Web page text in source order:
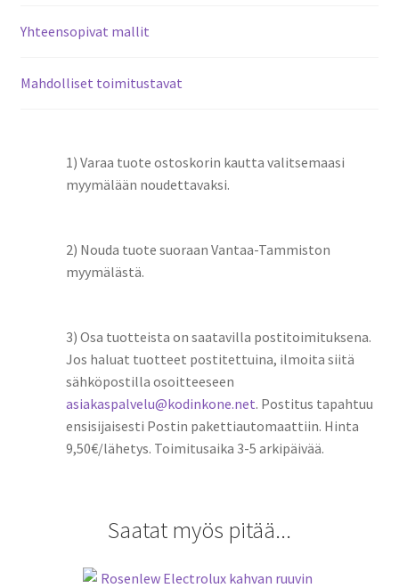
Yhteensopivat mallit
Mahdolliset toimitustavat
1) Varaa tuote ostoskorin kautta valitsemaasi
myymälään noudettavaksi.
2) Nouda tuote suoraan Vantaa-Tammiston
myymälästä.
3) Osa tuotteista on saatavilla postitoimituksena.
Jos haluat tuotteet postitettuina, ilmoita siitä
sähköpostilla osoitteeseen
asiakaspalvelu@kodinkone.net. Postitus tapahtuu
ensisijaisesti Postin pakettiautomaattiin. Hinta
9,50€/lähetys. Toimitusaika 3-5 arkipäivää.
Saatat myös pitää...